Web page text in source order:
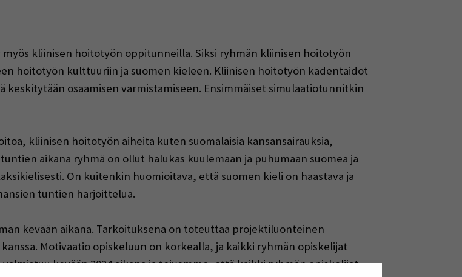
kliinisen hoitotyön oppitunneilla. Siksi ryhmän kliinisen hoitotyön
hoitotyön kulttuuriin ja suomen kieleen. Kliinisen hoitotyön kädentaidot
osaamisen varmistamiseen. Ensimmäiset simulaatiotunnitkin
kliinisen hoitotyön aiheita kuten suomalaisia kansansairauksia,
aikana ryhmä on ollut halukas kuulemaan ja puhumaan suomea ja
On kuitenkin huomioitava, että suomen kieli on haastava ja
tuntien harjoittelua.
kevään aikana. Tarkoituksena on toteuttaa projektiluonteinen
Motivaatio opiskeluun on korkealla, ja kaikki ryhmän opiskelijat
kevään 2024 aikana ja toivomme, että kaikki ryhmän opiskelijat